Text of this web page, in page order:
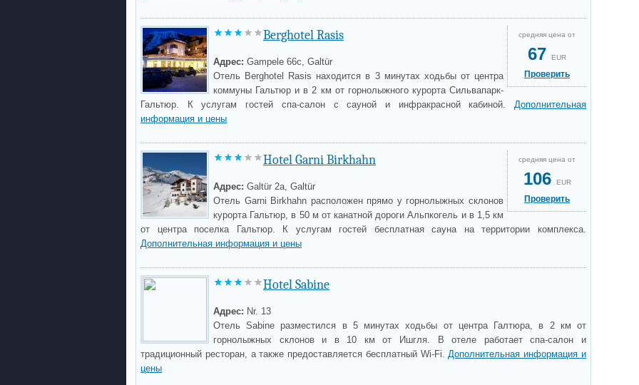
средняя цена от
67 EUR
Проверить
Berghotel Rasis
Адрес: Gampele 66c, Galtür
Отель Berghotel Rasis находится в 3 минутах ходьбы от центра
коммуны Гальтюр и в 2 км от горнолыжного курорта Сильвапарк-
Гальтюр. К услугам гостей спа-салон с сауной и инфракрасной кабиной. Дополнительная
информация и цены
средняя цена от
106 EUR
Проверить
Hotel Garni Birkhahn
Адрес: Galtür 2a, Galtür
Отель Garni Birkhahn расположен прямо у горнолыжных склонов
курорта Гальтюр, в 50 м от канатной дороги Альпкогель и в 1,5 км
от центра поселка Гальтюр. К услугам гостей бесплатная сауна на территории комплекса.
Дополнительная информация и цены
Hotel Sabine
Адрес: Nr. 13
Отель Sabine разместился в 5 минутах ходьбы от центра Галтюра, в 2 км от
горнолыжных склонов и в 10 км от Ишгля. В отеле работает спа-салон и
традиционный ресторан, а также предоставляется бесплатный Wi-Fi.Дополнительная информация и
цены